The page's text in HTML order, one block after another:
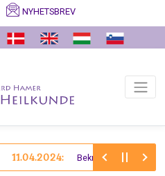
NYHETSBREV
11.04.2024: Bekreftelse -